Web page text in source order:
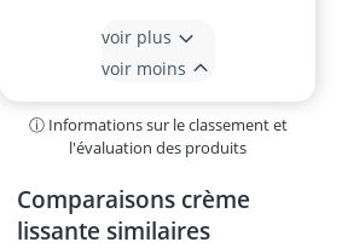
voir plus
voir moins
ⓘ Informations sur le classement et
l'évaluation des produits
Comparaisons crème
lissante similaires